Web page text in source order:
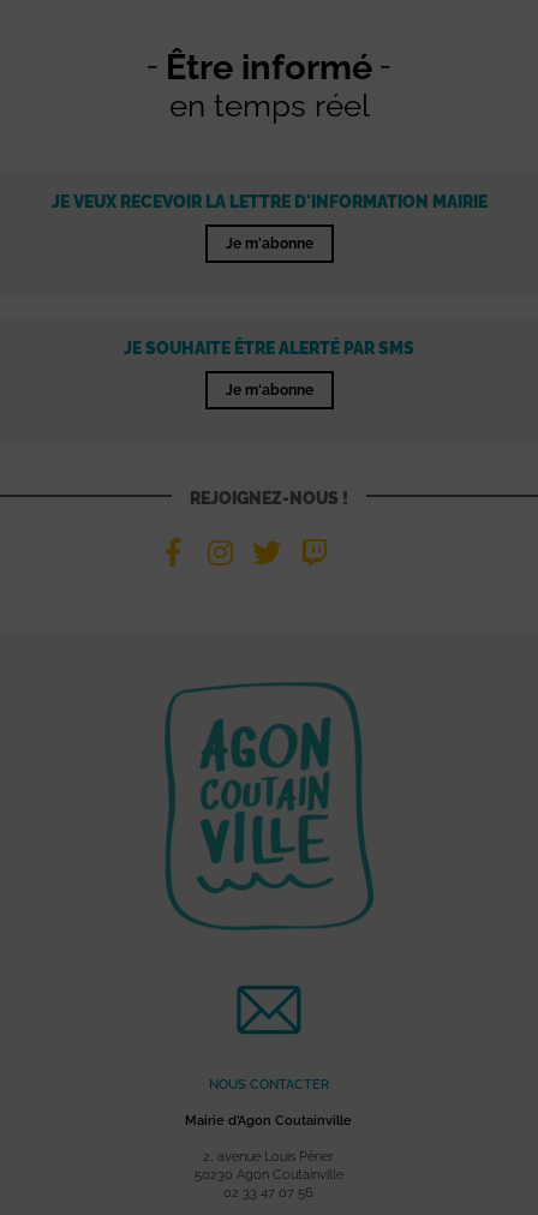
Être informé
en temps réel
JE VEUX RECEVOIR LA LETTRE D'INFORMATION MAIRIE
Je m'abonne
JE SOUHAITE ÊTRE ALERTÉ PAR SMS
Je m'abonne
REJOIGNEZ-NOUS !
NOUS CONTACTER
Mairie d’Agon Coutainville
2, avenue Louis Périer
50230 Agon Coutainville
02 33 47 07 56